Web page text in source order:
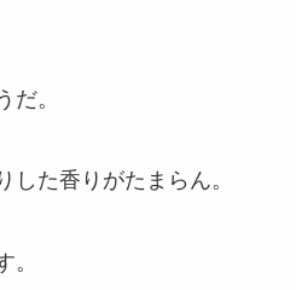
だ。
した香りがたまらん。
。